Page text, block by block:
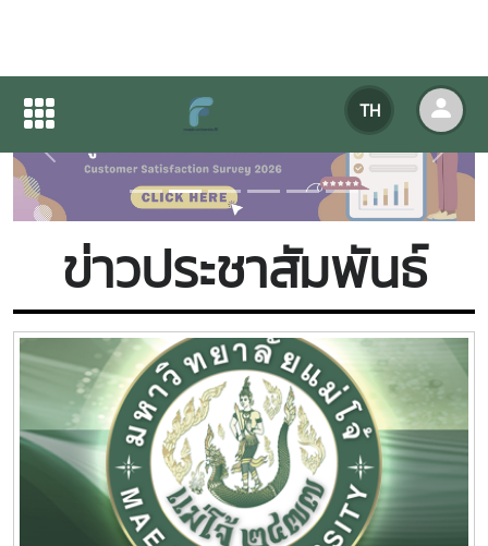
TH
Previous
Next
ข่าวประชาสัมพันธ์